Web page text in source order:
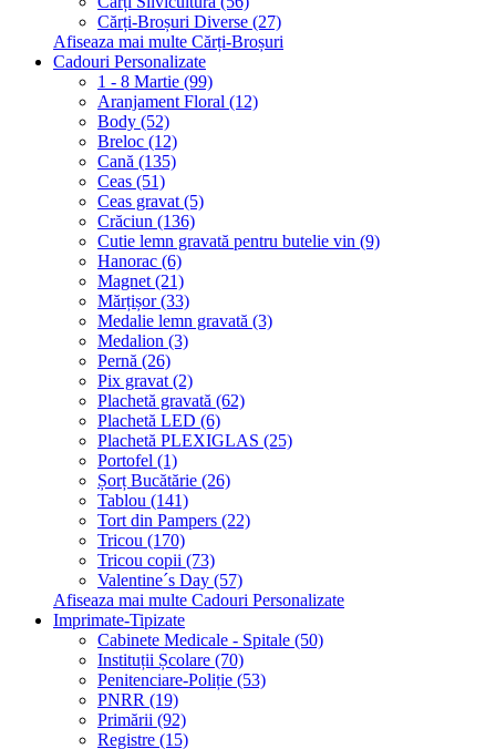
Cărți-Broșuri Diverse (27)
Afiseaza mai multe Cărți-Broșuri
Cadouri Personalizate
1 - 8 Martie (99)
Aranjament Floral (12)
Body (52)
Breloc (12)
Cană (135)
Ceas (51)
Ceas gravat (5)
Crăciun (136)
Cutie lemn gravată pentru butelie vin (9)
Hanorac (6)
Magnet (21)
Mărțișor (33)
Medalie lemn gravată (3)
Medalion (3)
Pernă (26)
Pix gravat (2)
Plachetă gravată (62)
Plachetă LED (6)
Plachetă PLEXIGLAS (25)
Portofel (1)
Șorț Bucătărie (26)
Tablou (141)
Tort din Pampers (22)
Tricou (170)
Tricou copii (73)
Valentine´s Day (57)
Afiseaza mai multe Cadouri Personalizate
Imprimate-Tipizate
Cabinete Medicale - Spitale (50)
Instituții Școlare (70)
Penitenciare-Poliție (53)
PNRR (19)
Primării (92)
Registre (15)